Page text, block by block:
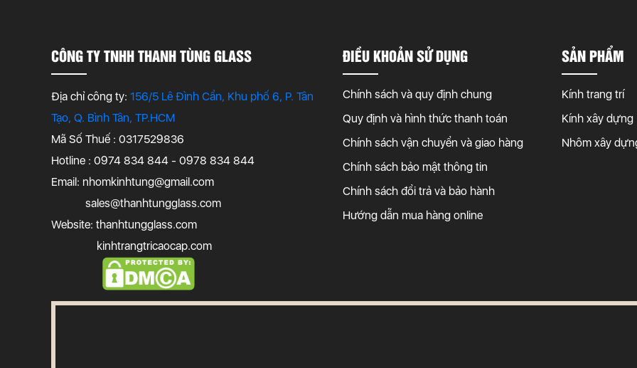
CÔNG TY TNHH THANH TÙNG GLASS
Địa chỉ công ty: 156/5 Lê Đình Cẩn, Khu phố 6, P. Tân
Tạo, Q. Bình Tân, TP.HCM
Mã Số Thuế : 0317529836
Hotline : 0974 834 844 - 0978 834 844
Email: nhomkinhtung@gmail.com
sales@thanhtungglass.com
Website: thanhtungglass.com
kinhtrangtricaocap.com
ĐIỀU KHOẢN SỬ DỤNG
Chính sách và quy định chung
Quy định và hình thức thanh toán
Chính sách vận chuyển và giao hàng
Chính sách bảo mật thông tin
Chính sách đổi trả và bảo hành
Hướng dẫn mua hàng online
SẢN PHẨM
Kính trang trí
Kính xây dựng
Nhôm xây